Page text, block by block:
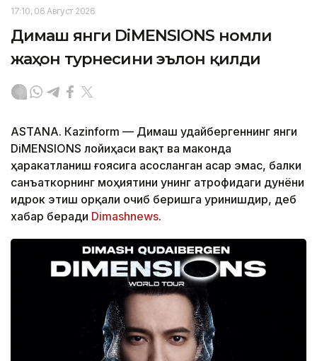
17:10, 06 Август 2026
Димаш янги DiMENSIONS номли
жаҳон турнесини эълон қилди
ASTANА. Кazinform — Димаш Қудайбергеннинг янги
DiMENSIONS лойиҳаси вақт ва маконда
ҳаракатланиш ғоясига асосланган асар эмас, балки
санъаткорнинг моҳиятини унинг атрофидаги дунёни
идрок этиш орқали очиб беришга уринишдир, деб
хабар беради Dimashnews.